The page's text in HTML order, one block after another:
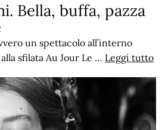
Bella, buffa, pazza
un spettacolo all’interno
sfilata Au Jour Le … Leggi tutto